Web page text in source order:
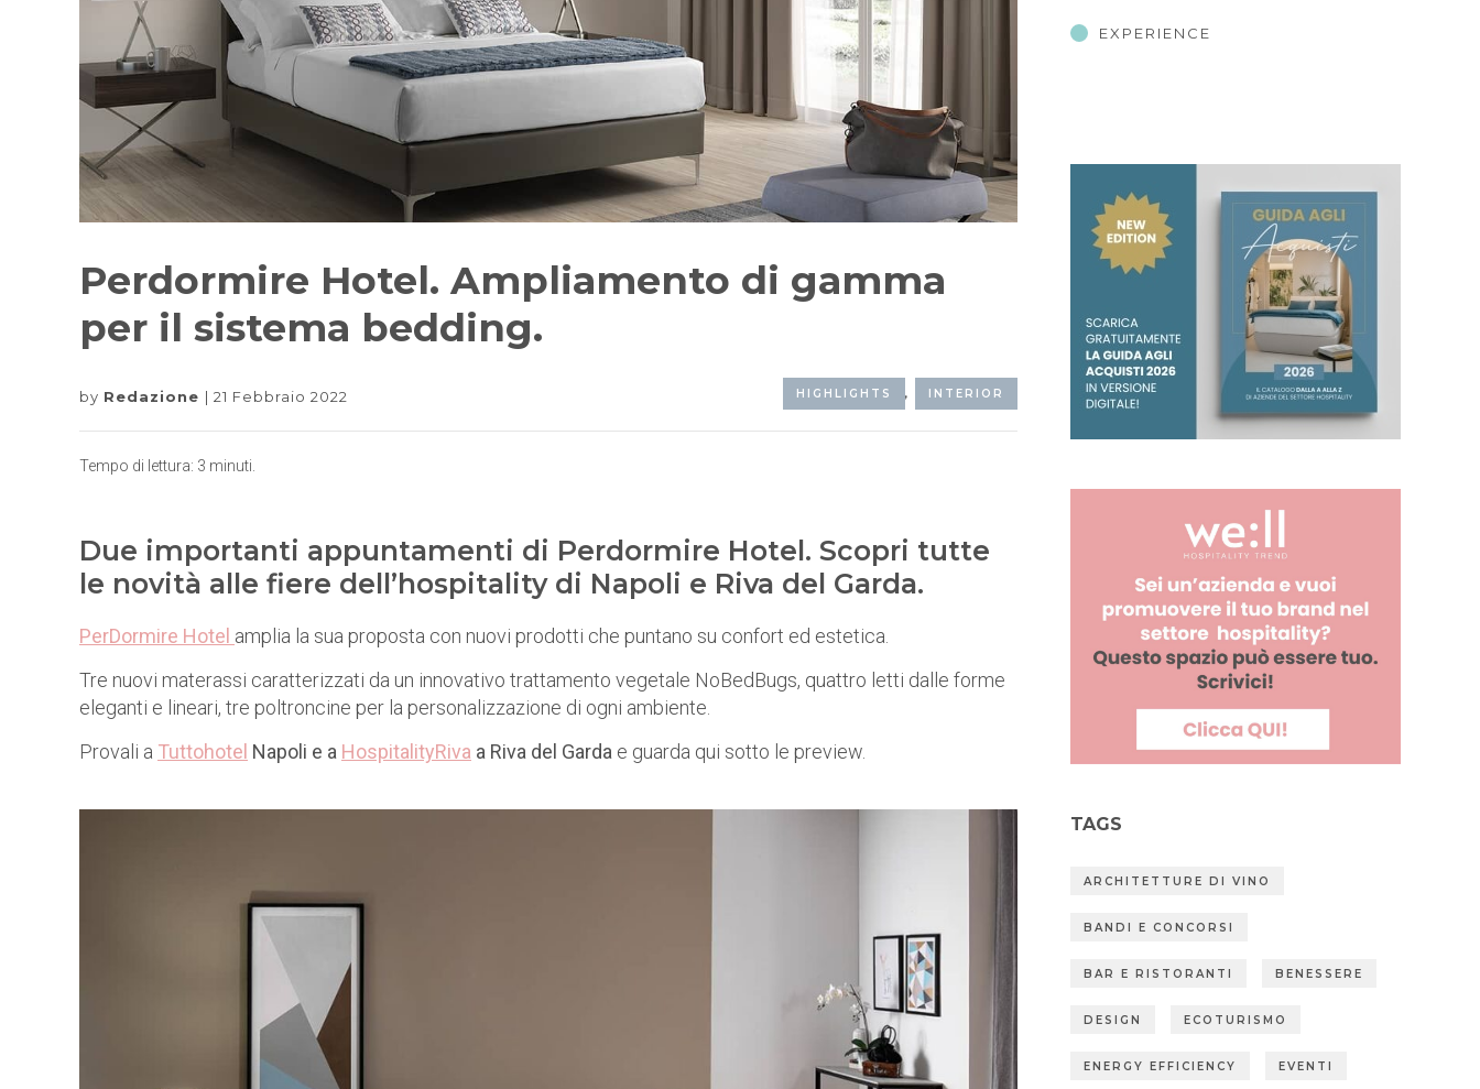
Perdormire Hotel. Ampliamento di gamma
per il sistema bedding.
by Redazione 21 Febbraio 2022 HIGHLIGHTS , INTERIOR
Tempo di lettura: 3 minuti.
Due importanti appuntamenti di Perdormire Hotel. Scopri tutte
le novità alle fiere dell’hospitality di Napoli e Riva del Garda.
PerDormire Hotel amplia la sua proposta con nuovi prodotti che puntano su confort ed estetica.
Tre nuovi materassi caratterizzati da un innovativo trattamento vegetale NoBedBugs, quattro letti dalle forme
eleganti e lineari, tre poltroncine per la personalizzazione di ogni ambiente.
Provali a Tuttohotel Napoli e a HospitalityRiva a Riva del Garda e guarda qui sotto le preview.
EXPERIENCE
TAGS
ARCHITETTURE DI VINO
BANDI E CONCORSI
BAR E RISTORANTI BENESSERE
DESIGN ECOTURISMO
ENERGY EFFICIENCY EVENTI